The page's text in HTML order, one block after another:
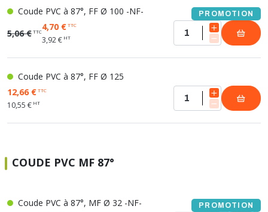
Coude PVC à 87°, FF Ø 100 -NF- PROMOTION
5,06 €TTC4,70 €TTC
3,92 € HT
Coude PVC à 87°, FF Ø 125
12,66 €TTC
10,55 € HT
COUDE PVC MF 87°
Coude PVC à 87°, MF Ø 32 -NF- PROMOTION